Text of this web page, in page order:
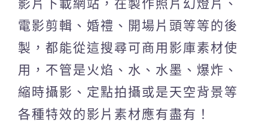
影片下載網站，在製作照片幻燈片、
電影剪輯、婚禮、開場片頭等等的後
製，都能從這搜尋可商用影庫素材使
用，不管是火焰、水、水墨、爆炸、
縮時攝影、定點拍攝或是天空背景等
各種特效的影片素材應有盡有！